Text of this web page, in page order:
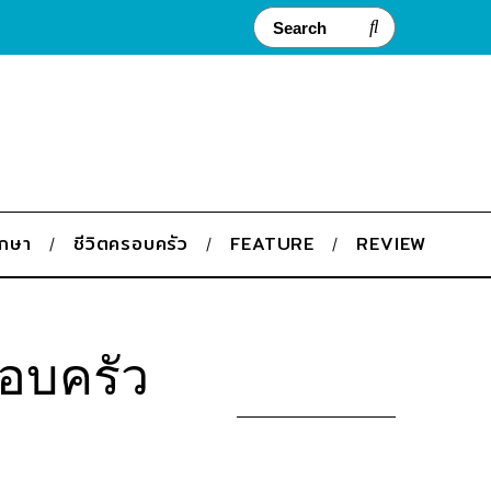
ษา ชีวิตครอบครัว FEATURE REVIEW
บครัว